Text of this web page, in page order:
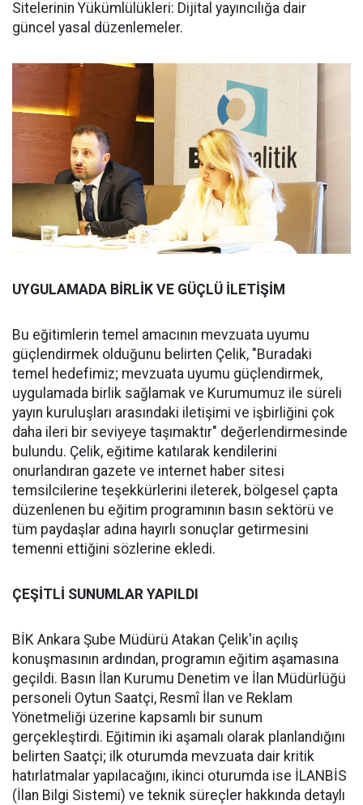
Sitelerinin Yükümlülükleri: Dijital yayıncılığa dair
güncel yasal düzenlemeler.
UYGULAMADA BİRLİK VE GÜÇLÜ İLETİŞİM
Bu eğitimlerin temel amacının mevzuata uyumu
güçlendirmek olduğunu belirten Çelik, "Buradaki
temel hedefimiz; mevzuata uyumu güçlendirmek,
uygulamada birlik sağlamak ve Kurumumuz ile süreli
yayın kuruluşları arasındaki iletişimi ve işbirliğini çok
daha ileri bir seviyeye taşımaktır" değerlendirmesinde
bulundu. Çelik, eğitime katılarak kendilerini
onurlandıran gazete ve internet haber sitesi
temsilcilerine teşekkürlerini ileterek, bölgesel çapta
düzenlenen bu eğitim programının basın sektörü ve
tüm paydaşlar adına hayırlı sonuçlar getirmesini
temenni ettiğini sözlerine ekledi.
ÇEŞİTLİ SUNUMLAR YAPILDI
BİK Ankara Şube Müdürü Atakan Çelik'in açılış
konuşmasının ardından, programın eğitim aşamasına
geçildi. Basın İlan Kurumu Denetim ve İlan Müdürlüğü
personeli Oytun Saatçi, Resmî İlan ve Reklam
Yönetmeliği üzerine kapsamlı bir sunum
gerçekleştirdi. Eğitimin iki aşamalı olarak planlandığını
belirten Saatçi; ilk oturumda mevzuata dair kritik
hatırlatmalar yapılacağını, ikinci oturumda ise İLANBİS
(İlan Bilgi Sistemi) ve teknik süreçler hakkında detaylı